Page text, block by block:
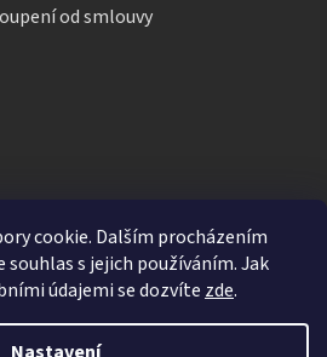
cookie. Dalším procházením
s jejich používáním. Jak
údajemi se dozvíte zde.
od smlouvy
Vytvořil Shoptet